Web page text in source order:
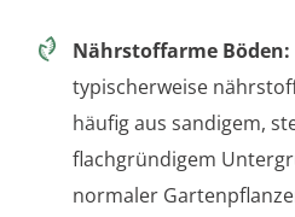
Nährstoffarme Böden:
typischerweise
häufig aus sandigem,
flachgründigem
normaler